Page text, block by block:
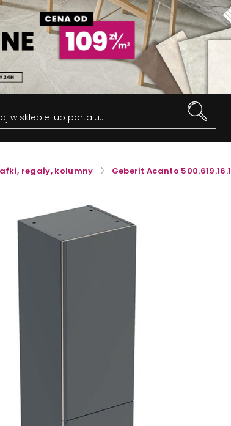
w sklepie lub portalu...
regały, kolumny Geberit Acanto 500.619.16.1